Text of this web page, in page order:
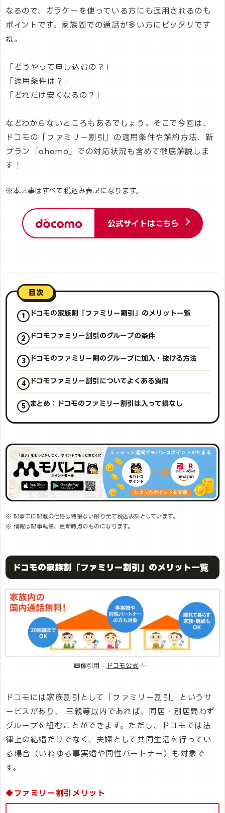
なるので、ガラケーを使っている方にも適用されるのも
ポイントです。家族間での通話が多い方にピッタリです
ね。
「どうやって申し込むの？」
「適用条件は？」
「どれだけ安くなるの？」
などわからないところもあるでしょう。そこで今回は、
ドコモの「ファミリー割引」の適用条件や解約方法、新
プラン「ahamo」での対応状況も含めて徹底解説しま
す！
※本記事はすべて税込み表記になります。
公式サイトはこちら
目次
ドコモの家族割「ファミリー割引」のメリット一覧
ドコモファミリー割引のグループの条件
ドコモのファミリー割のグループに加入・抜ける方法
ドコモファミリー割引についてよくある質問
まとめ：ドコモのファミリー割引は入って損なし
※ 記事中に記載の価格は特筆ない限り全て税込表記としています。
※ 情報は記事執筆、更新時点のものになります。
ドコモの家族割「ファミリー割引」のメリット一覧
画像引用： ドコモ公式
ドコモには家族割引として「ファミリー割引」というサ
ービスがあり、 三親等以内であれば、同居・別居問わず
グループを組むことができます。ただし、ドコモでは法
律上の結婚だけでなく、夫婦として共同生活を行ってい
る場合（いわゆる事実婚や同性パートナー）も対象で
す。
◆ファミリー割引メリット